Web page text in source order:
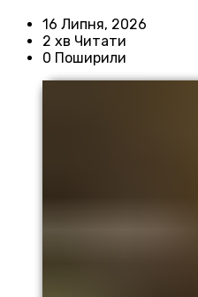
16 Липня, 2026
2 хв Читати
0 Поширили